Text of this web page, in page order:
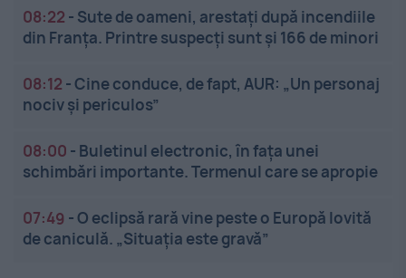
08:22 - Sute de oameni, arestați după incendiile
din Franța. Printre suspecți sunt și 166 de minori
08:12 -Cine conduce, de fapt, AUR: „Un personaj
nociv și periculos”
08:00 - Buletinul electronic, în fața unei
schimbări importante. Termenul care se apropie
07:49 -O eclipsă rară vine peste o Europă lovită
de caniculă. „Situația este gravă”